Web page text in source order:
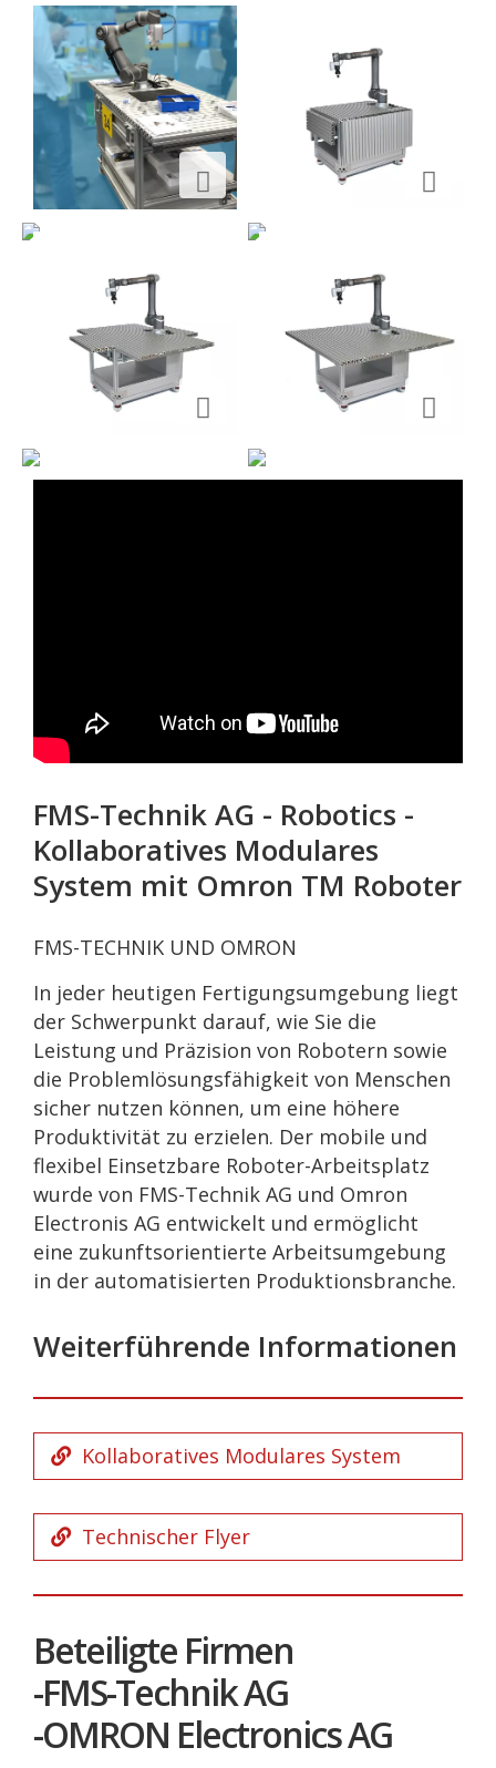
FMS-Technik AG - Robotics -
Kollaboratives Modulares
System mit Omron TM Roboter
FMS-TECHNIK UND OMRON
In jeder heutigen Fertigungsumgebung liegt
der Schwerpunkt darauf, wie Sie die
Leistung und Präzision von Robotern sowie
die Problemlösungsfähigkeit von Menschen
sicher nutzen können, um eine höhere
Produktivität zu erzielen. Der mobile und
flexibel Einsetzbare Roboter-Arbeitsplatz
wurde von FMS-Technik AG und Omron
Electronis AG entwickelt und ermöglicht
eine zukunftsorientierte Arbeitsumgebung
in der automatisierten Produktionsbranche.
Weiterführende Informationen
Kollaboratives Modulares System
Technischer Flyer
Beteiligte Firmen
-FMS-Technik AG
-OMRON Electronics AG